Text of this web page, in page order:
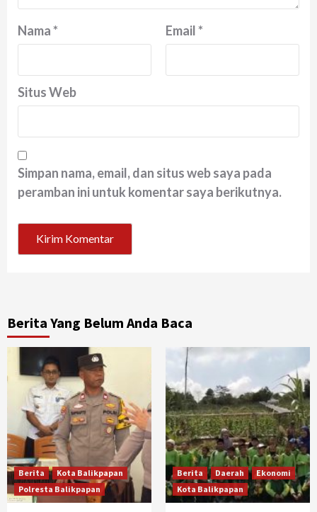
Nama* Email*
Situs Web
Simpan nama, email, dan situs web saya pada
peramban ini untuk komentar saya berikutnya.
Berita Yang Belum Anda Baca
Berita
Kota Balikpapan
Polresta Balikpapan
Berita Daerah
Ekonomi
Kota Balikpapan